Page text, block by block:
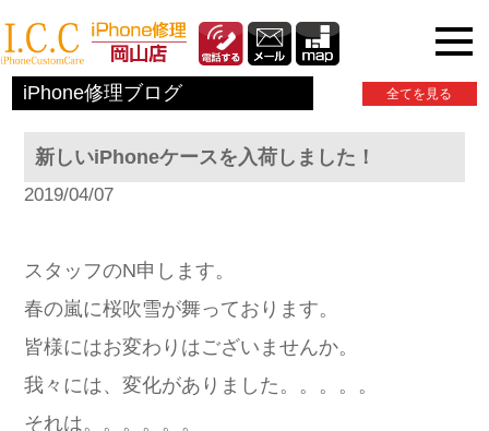
iPhone修理ブログ 全てを見る
新しいiPhoneケースを入荷しました！
2019/04/07
スタッフのN申します。
春の嵐に桜吹雪が舞っております。
皆様にはお変わりはございませんか。
我々には、変化がありました。。。。。
それは。。。。。。